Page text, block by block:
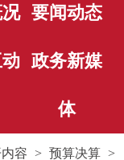
要闻动态
政务新媒
体
容 > 预算决算 >